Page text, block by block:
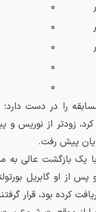
۰
۰
۰
۰
۰
را در دست دارد؛
زودتر از نوریس و
پیش رفت.
بازگشت عالی به
از او گابریل
کرده بود، قرار